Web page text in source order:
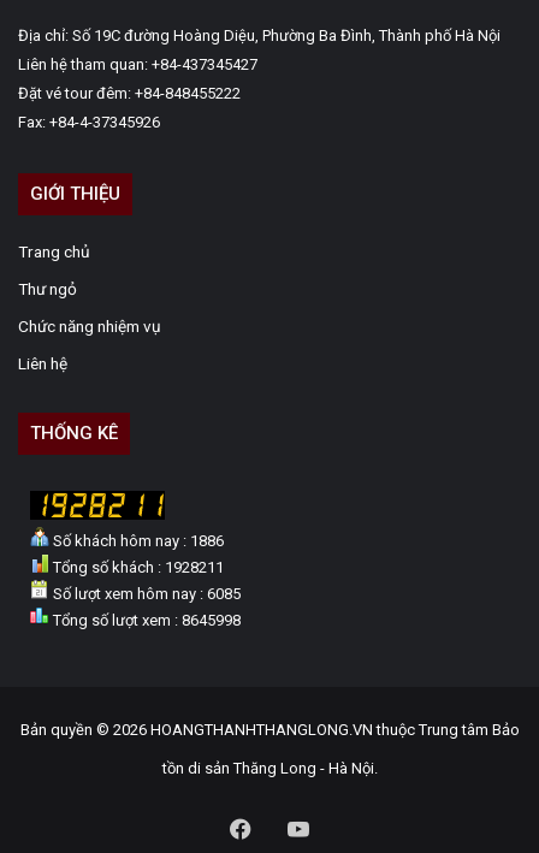
Địa chỉ: Số 19C đường Hoàng Diệu, Phường Ba Đình, Thành phố Hà Nội
Liên hệ tham quan: +84-437345427
Đặt vé tour đêm: +84-848455222
Fax: +84-4-37345926
GIỚI THIỆU
Trang chủ
Thư ngỏ
Chức năng nhiệm vụ
Liên hệ
THỐNG KÊ
Số khách hôm nay : 1886
Tổng số khách : 1928211
Số lượt xem hôm nay : 6085
Tổng số lượt xem : 8645998
Bản quyền © 2026 HOANGTHANHTHANGLONG.VN thuộc Trung tâm Bảo
tồn di sản Thăng Long - Hà Nội.
Facebook